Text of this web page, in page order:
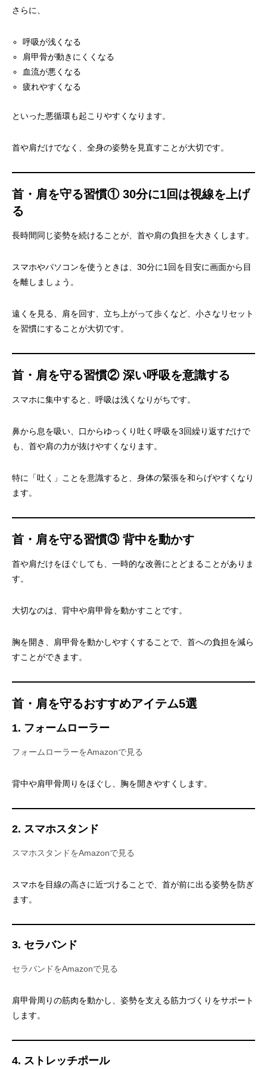
さらに、
呼吸が浅くなる
肩甲骨が動きにくくなる
血流が悪くなる
疲れやすくなる
といった悪循環も起こりやすくなります。
首や肩だけでなく、全身の姿勢を見直すことが大切です。
首・肩を守る習慣① 30分に1回は視線を上げ
る
長時間同じ姿勢を続けることが、首や肩の負担を大きくします。
スマホやパソコンを使うときは、30分に1回を目安に画面から目
を離しましょう。
遠くを見る、肩を回す、立ち上がって歩くなど、小さなリセット
を習慣にすることが大切です。
首・肩を守る習慣② 深い呼吸を意識する
スマホに集中すると、呼吸は浅くなりがちです。
鼻から息を吸い、口からゆっくり吐く呼吸を3回繰り返すだけで
も、首や肩の力が抜けやすくなります。
特に「吐く」ことを意識すると、身体の緊張を和らげやすくなり
ます。
首・肩を守る習慣③ 背中を動かす
首や肩だけをほぐしても、一時的な改善にとどまることがありま
す。
大切なのは、背中や肩甲骨を動かすことです。
胸を開き、肩甲骨を動かしやすくすることで、首への負担を減ら
すことができます。
首・肩を守るおすすめアイテム5選
1. フォームローラー
フォームローラーをAmazonで見る
背中や肩甲骨周りをほぐし、胸を開きやすくします。
2. スマホスタンド
スマホスタンドをAmazonで見る
スマホを目線の高さに近づけることで、首が前に出る姿勢を防ぎ
ます。
3. セラバンド
セラバンドをAmazonで見る
肩甲骨周りの筋肉を動かし、姿勢を支える筋力づくりをサポート
します。
4. ストレッチポール